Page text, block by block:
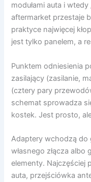
modułami auta i
aftermarket przestaje
praktyce najwięcej
jest tylko panelem, a
Punktem odniesienia
zasilający (zasilanie,
(cztery pary
schemat sprowadza
kostek. Jest prosto,
Adaptery wchodzą do
własnego złącza
elementy. Najczęściej
auta, przejściówka